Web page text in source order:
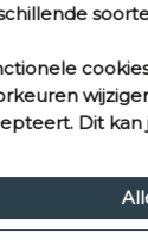
Dit kan